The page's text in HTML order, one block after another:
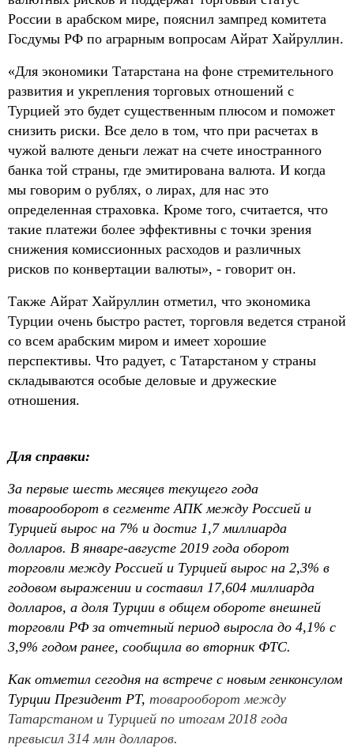
России в арабском мире, пояснил зампред комитета
Госдумы РФ по аграрным вопросам Айрат Хайруллин.
«Для экономики Татарстана на фоне стремительного
развития и укрепления торговых отношений с
Турцией это будет существенным плюсом и поможет
снизить риски. Все дело в том, что при расчетах в
чужой валюте деньги лежат на счете иностранного
банка той страны, где эмитирована валюта. И когда
мы говорим о рублях, о лирах, для нас это
определенная страховка. Кроме того, считается, что
такие платежи более эффективны с точки зрения
снижения комиссионных расходов и различных
рисков по конвертации валюты», - говорит он.
Также Айрат Хайруллин отметил, что экономика
Турции очень быстро растет, торговля ведется страной
со всем арабским миром и имеет хорошие
перспективы. Что радует, с Татарстаном у страны
складываются особые деловые и дружеские
отношения.
Для справки:
За первые шесть месяцев текущего года
товарооборот в сегменте АПК между Россией и
Турцией вырос на 7% и достиг 1,7 миллиарда
долларов. В январе-августе 2019 года оборот
торговли между Россией и Турцией вырос на 2,3% в
годовом выражении и составил 17,604 миллиарда
долларов, а доля Турции в общем обороте внешней
торговли РФ за отчетный период выросла до 4,1% с
3,9% годом ранее, сообщила во вторник ФТС.
Как отметил сегодня на встрече с новым генконсулом
Турции Президент РТ, товарооборотмежду
Татарстаном и Турцией по итогам 2018 года
превысил 314 млн долларов.